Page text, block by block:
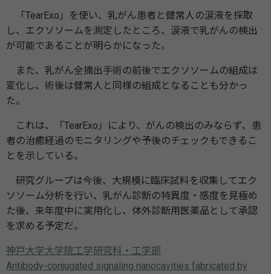
「TearExo」を使い、乳がん患者と健常⼈の涙液を採取
し、エクソソームを測定したところ、涙液で乳がんの検出
が可能であることが明らかになった。
また、乳がん全摘出⼿術の前後でエクソソームの組成は
変化し、術後は健常⼈と同様の組成となることも分かっ
た。
これは、「TearExo」により、がんの検出のみならず、患
者の治癒経過のモニタリングや予後のチェックもできるこ
とを⽰している。
研究グループは今後、⼤規模に臨床試料を収集してエク
ソソーム分析を⾏い、乳がん診断の特異度・感度を⾒極め
た後、来年度中に実⽤化し、体外診断⽤医薬品として承認
を求める予定だ。
神戸大学大学院工学研究科・工学部
Antibody-conjugated signaling nanocavities fabricated by